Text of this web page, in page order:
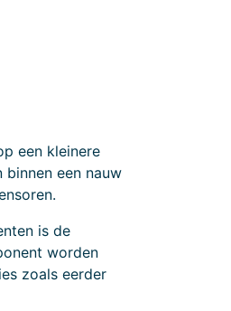
een kleinere
een nauw
is de
worden
zoals eerder